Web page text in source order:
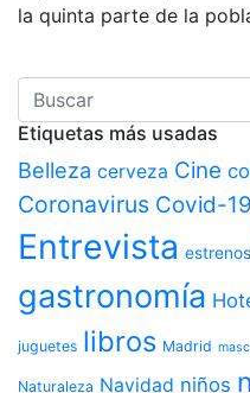
la quinta parte de la
Etiquetas más usadas
Belleza cerveza Cine
Coronavirus Covid-19
Entrevista estrenos
gastronomía
juguetes libros Madrid
Naturaleza Navidad niños